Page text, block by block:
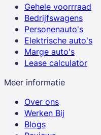
Gehele voorrraad
Bedrijfswagens
Personenauto's
Elektrische auto's
Marge auto's
Lease calculator
Meer informatie
Over ons
Werken Bij
Blogs